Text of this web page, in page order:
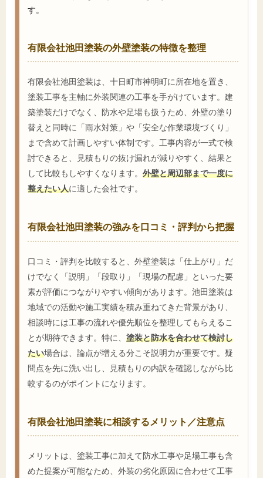
す。
有限会社池田塗装の外壁塗装の特徴を整理
有限会社池田塗装は、十日町市神明町に所在地を置き、
塗装工事を主軸に外装関連の工事を手がけています。建
築塗装だけでなく、防水や足場も扱うため、外壁の塗り
替えと同時に「雨水対策」や「安全な作業環境づくり」
まで含めて計画しやすい体制です。工事内容が一式で検
討できると、見積もりの抜け漏れが減りやすく、結果と
して比較もしやすくなります。 外壁と周辺部まで一度に
整えたい人に適した会社です。
有限会社池田塗装の強みを口コミ・評判から把握
口コミ・評判を比較すると、外壁塗装は「仕上がり」だ
けでなく「説明」「段取り」「現場の配慮」といった要
素が評価につながりやすい傾向があります。池田塗装は
地域での活動や施工実績を積み重ねてきた背景があり、
相談時には工事の流れや優先順位を整理してもらえるこ
とが期待できます。特に、 塗装と防水を合わせて検討し
たい場合は、論点が増える分こそ説明力が重要です。疑
問点を先に洗い出し、見積もりの内訳を確認しながら比
較するのがポイントになります。
有限会社池田塗装に相談するメリット／注意点
メリットは、塗装工事に加えて防水工事や足場工事も含
めた提案が可能なため、外装の劣化原因に合わせて工事